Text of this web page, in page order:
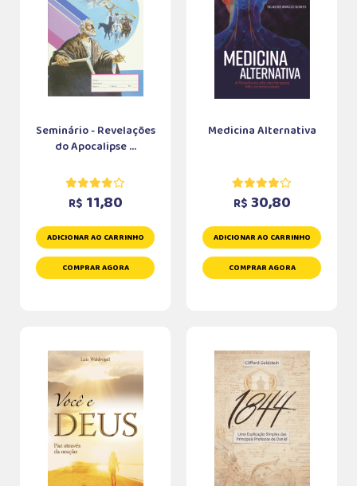
Seminário - Revelações
do Apocalipse ...
R$ 11,80
ADICIONAR AO CARRINHO
COMPRAR AGORA
Medicina Alternativa
R$ 30,80
ADICIONAR AO CARRINHO
COMPRAR AGORA